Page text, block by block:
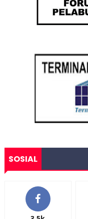
SOSIAL